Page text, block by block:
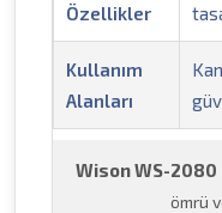
Özellikler
Kullanım
Alanları
Wison WS-2080
ömrü